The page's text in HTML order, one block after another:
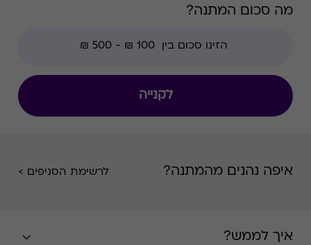
מה סכום המתנה?
לקנייה
איפה נהנים מהמתנה? לרשימת הסניפים >
איך לממש?